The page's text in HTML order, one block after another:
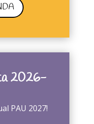
2026-
PAU 2027!